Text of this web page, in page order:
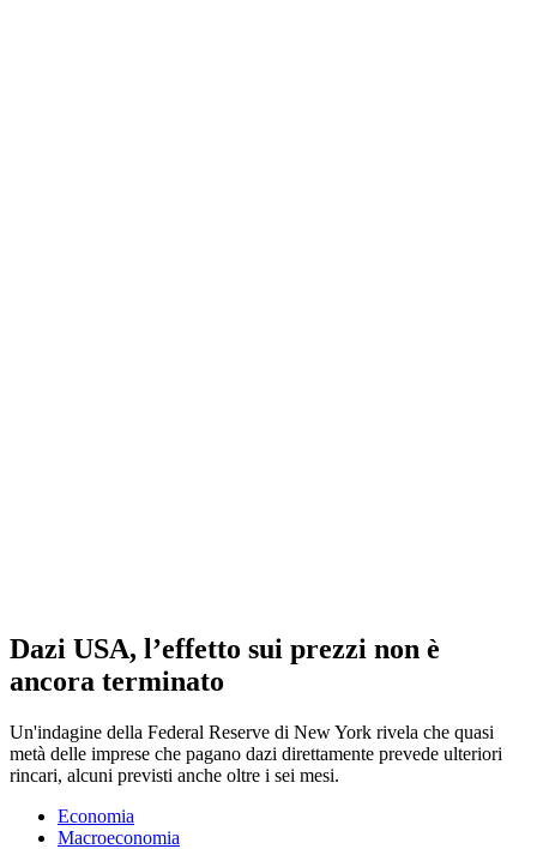
Dazi USA, l’effetto sui prezzi non è
ancora terminato
Un'indagine della Federal Reserve di New York rivela che quasi
metà delle imprese che pagano dazi direttamente prevede ulteriori
rincari, alcuni previsti anche oltre i sei mesi.
Economia
Macroeconomia